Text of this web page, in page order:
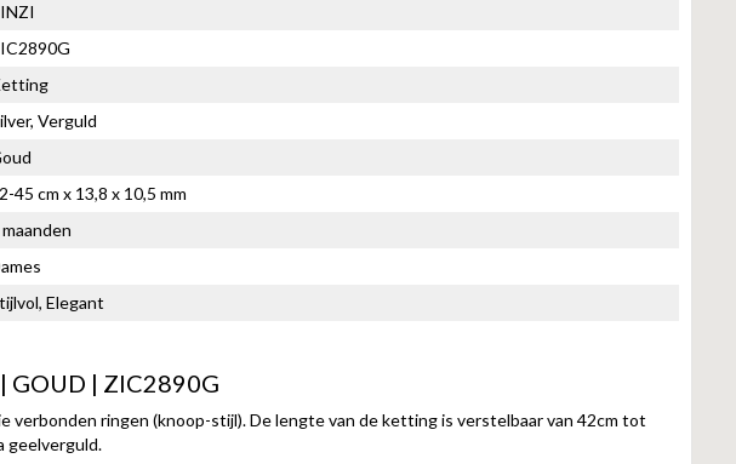
Verguld
45 cm x 13,8 x 10,5 mm
Elegant
GOUD | ZIC2890G
verbonden ringen (knoop-stijl). De lengte van de ketting is verstelbaar van 42cm tot
geelverguld.